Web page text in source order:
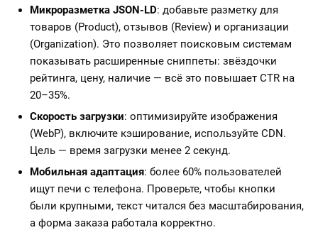
Микроразметка JSON-LD: добавьте разметку для
товаров (Product), отзывов (Review) и организации
(Organization). Это позволяет поисковым системам
показывать расширенные сниппеты: звёздочки
рейтинга, цену, наличие — всё это повышает CTR на
20–35%.
Скорость загрузки: оптимизируйте изображения
(WebP), включите кэширование, используйте CDN.
Цель — время загрузки менее 2 секунд.
Мобильная адаптация: более 60% пользователей
ищут печи с телефона. Проверьте, чтобы кнопки
были крупными, текст читался без масштабирования,
а форма заказа работала корректно.